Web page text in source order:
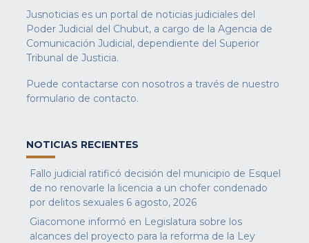
Jusnoticias es un portal de noticias judiciales del
Poder Judicial del Chubut, a cargo de la Agencia de
Comunicación Judicial, dependiente del Superior
Tribunal de Justicia.
Puede contactarse con nosotros a través de nuestro
formulario de contacto.
NOTICIAS RECIENTES
Fallo judicial ratificó decisión del municipio de Esquel
de no renovarle la licencia a un chofer condenado
por delitos sexuales 6 agosto, 2026
Giacomone informó en Legislatura sobre los
alcances del proyecto para la reforma de la Ley